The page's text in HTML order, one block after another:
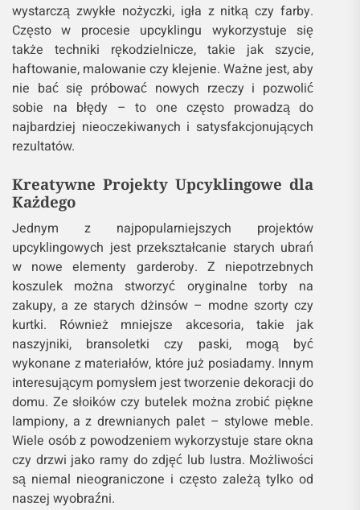
wystarczą zwykłe nożyczki, igła z nitką czy farby.
Często w procesie upcyklingu wykorzystuje się
także techniki rękodzielnicze, takie jak szycie,
haftowanie, malowanie czy klejenie. Ważne jest, aby
nie bać się próbować nowych rzeczy i pozwolić
sobie na błędy – to one często prowadzą do
najbardziej nieoczekiwanych i satysfakcjonujących
rezultatów.
Kreatywne Projekty Upcyklingowe dla
Każdego
Jednym z najpopularniejszych projektów
upcyklingowych jest przekształcanie starych ubrań
w nowe elementy garderoby. Z niepotrzebnych
koszulek można stworzyć oryginalne torby na
zakupy, a ze starych dżinsów – modne szorty czy
kurtki. Również mniejsze akcesoria, takie jak
naszyjniki, bransoletki czy paski, mogą być
wykonane z materiałów, które już posiadamy. Innym
interesującym pomysłem jest tworzenie dekoracji do
domu. Ze słoików czy butelek można zrobić piękne
lampiony, a z drewnianych palet – stylowe meble.
Wiele osób z powodzeniem wykorzystuje stare okna
czy drzwi jako ramy do zdjęć lub lustra. Możliwości
są niemal nieograniczone i często zależą tylko od
naszej wyobraźni.